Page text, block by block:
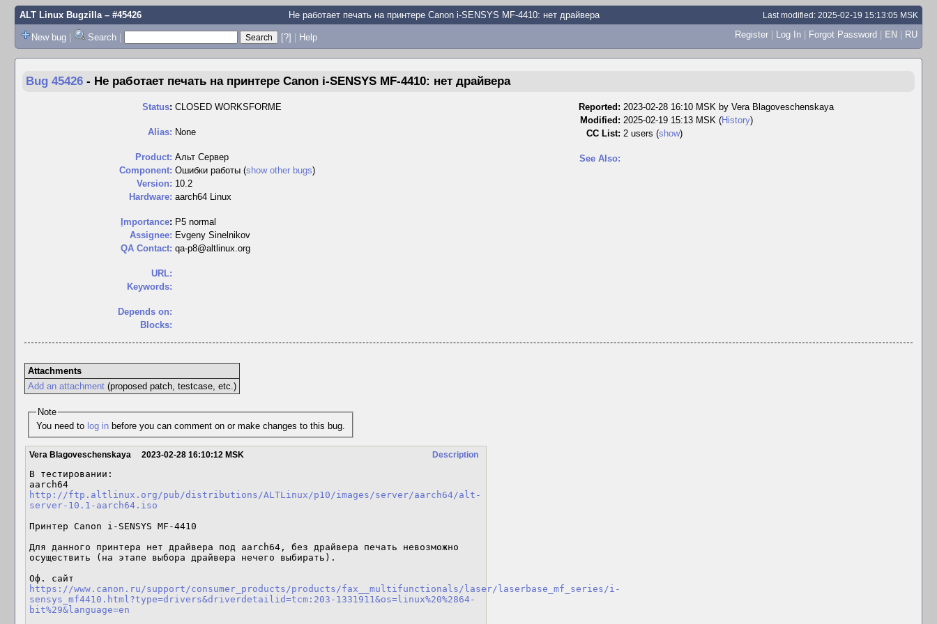
ALT Linux Bugzilla– #45426 Не работает печать на принтере Canon i-SENSYS MF-4410: нет драйвера Last modified: 2025-02-19 15:13:05 MSK
New bug | Search | [?] | Help Register | Log In | Forgot Password | EN | RU
Bug 45426 - Не работает печать на принтере Canon i-SENSYS MF-4410: нет драйвера
Status: CLOSED WORKSFORME
Alias: None
Product: Альт Сервер
Component: Ошибки работы (show other bugs)
Version: 10.2
Hardware: aarch64 Linux
mportance: P5 normal
Assignee: Evgeny Sinelnikov
QA Contact: qa-p8@altlinux.org
URL:
Keywords:
Depends on:
Blocks:
Reported: 2023-02-28 16:10 MSK by Vera Blagoveschenskaya
Modified: 2025-02-19 15:13 MSK (History)
CC List: 2 users (show)
See Also:
Attachments
Add an attachment(proposed patch, testcase, etc.)
Note
You need to log in before you can comment on or make changes to this bug.
Description
Vera Blagoveschenskaya 2023-02-28 16:10:12 MSK
В тестировании:
http://ftp.altlinux.org/pub/distributions/ALTLinux/p10/images/server/aarch64/alt-
server-10.1-aarch64.iso
Принтер Canon i-SENSYS MF-4410
Для данного принтера нет драйвера под aarch64, без драйвера печать невозможно
осуществить (на этапе выбора драйвера нечего выбирать).
https://www.canon.ru/support/consumer_products/products/fax__multifunctionals/laser/laserbase_mf_series/i-
sensys_mf4410.html?type=drivers&driverdetailid=tcm:203-1331911&os=linux%20%2864-
bit%29&language=en